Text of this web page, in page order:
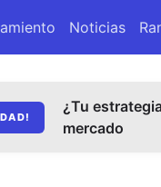
Noticias
¿Tu
mercado